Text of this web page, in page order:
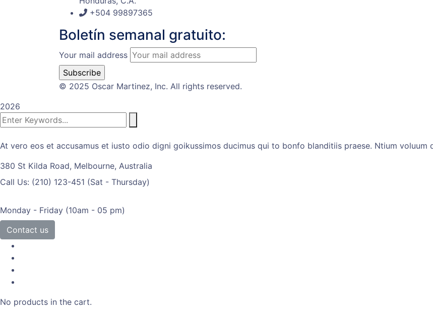
+504 99897365
Boletín semanal gratuito:
Your mail address
© 2025 Oscar Martinez, Inc. All rights reserved.
2026
At vero eos et accusamus et iusto odio digni goikussimos ducimus qui to bonfo blanditiis praese. Ntium voluum
380 St Kilda Road, Melbourne, Australia
Call Us: (210) 123-451 (Sat - Thursday)
Monday - Friday (10am - 05 pm)
Contact us
No products in the cart.